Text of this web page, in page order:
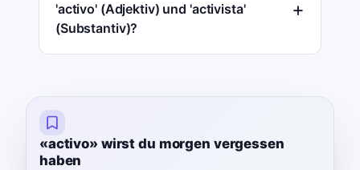
'activo' (Adjektiv) und 'activista'
(Substantiv)?
«activo» wirst du morgen vergessen
haben